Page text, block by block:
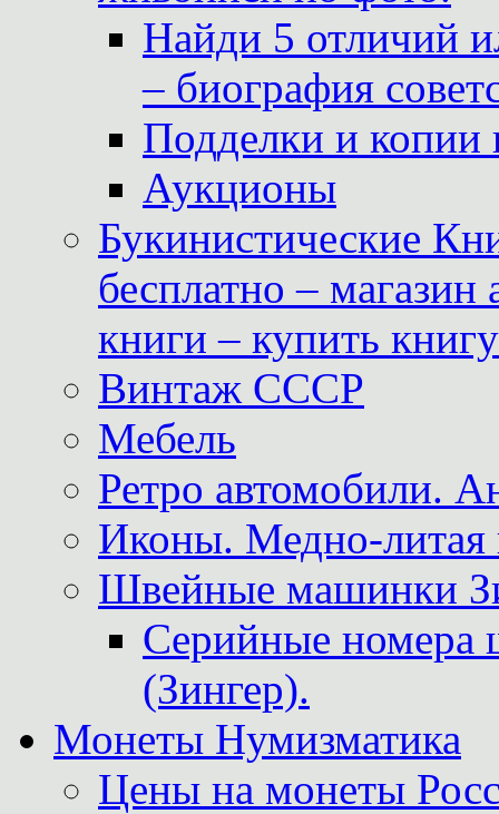
Найди 5 отличий
– биография
Подделки и копии
Аукционы
Букинистические
бесплатно –
книги – купить
Винтаж СССР
Мебель
Ретро автомобили.
Иконы. Медно-литая
Швейные машинки
Серийные
(Зингер).
Монеты Нумизматика
Цены на монеты